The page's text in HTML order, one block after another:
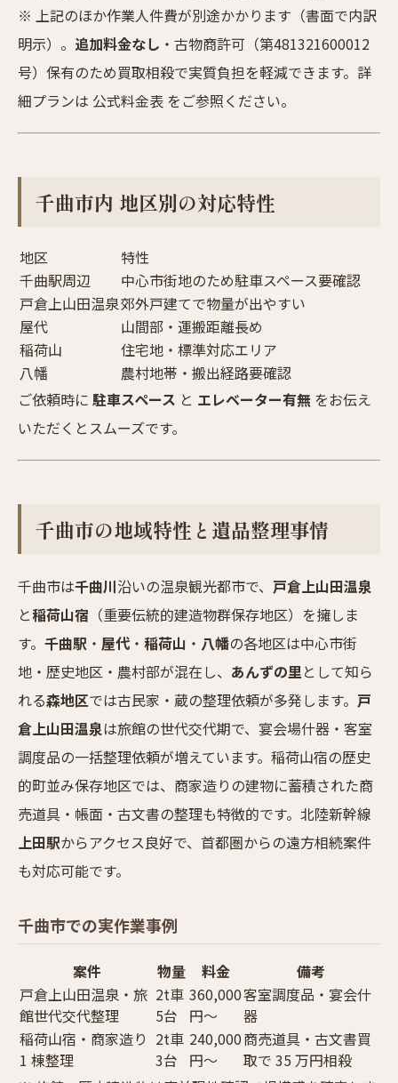
※ 上記のほか作業人件費が別途かかります（書面で内訳
明示）。 追加料金なし ・古物商許可（第481321600012
号）保有のため買取相殺で実質負担を軽減できます。詳
細プランは 公式料金表 をご参照ください。
千曲市内 地区別の対応特性
地区
特性
千曲駅周辺
中心市街地のため駐車スペース要確認
戸倉上山田温泉郊外戸建てで物量が出やすい
屋代
山間部・運搬距離長め
稲荷山
住宅地・標準対応エリア
八幡
農村地帯・搬出経路要確認
ご依頼時に 駐車スペース と エレベーター有無 をお伝え
いただくとスムーズです。
千曲市の地域特性と遺品整理事情
千曲市は千曲川沿いの温泉観光都市で、 戸倉上山田温泉
と稲荷山宿 （重要伝統的建造物群保存地区）を擁しま
す。 千曲駅 ・ 屋代 ・ 稲荷山 ・ 八幡の各地区は中心市街
地・歴史地区・農村部が混在し、 あんずの里として知ら
れる森地区では古民家・蔵の整理依頼が多発します。 戸
倉上山田温泉は旅館の世代交代期で、宴会場什器・客室
調度品の一括整理依頼が増えています。稲荷山宿の歴史
的町並み保存地区では、商家造りの建物に蓄積された商
売道具・帳面・古文書の整理も特徴的です。北陸新幹線
上田駅からアクセス良好で、首都圏からの遠方相続案件
も対応可能です。
千曲市での実作業事例
案件 物量 料金
備考
戸倉上山田温泉・旅
館世代交代整理
2t車
5台
360,000
円〜
客室調度品・宴会什
器
稲荷山宿・商家造り
1 棟整理
2t車
3台
240,000
円〜
商売道具・古文書買
取で 35 万円相殺